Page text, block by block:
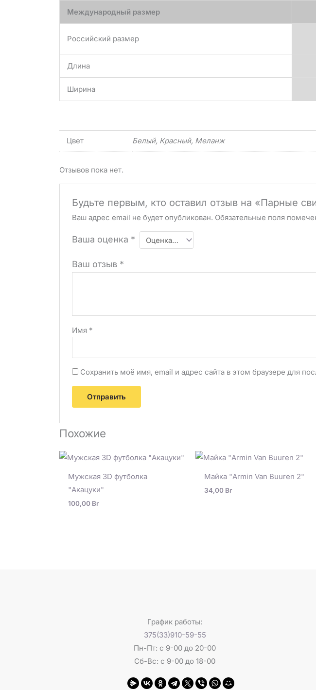
Международный размер
Российский размер
Длина
Ширина
Цвет Белый, Красный, Меланж
Отзывов пока нет.
Будьте первым, кто оставил отзыв на «Парные
Ваш адрес email не будет опубликован. Обязательные поля
Ваша оценка *
Ваш отзыв *
Имя *
Сохранить моё имя, email и адрес сайта в этом браузере для
Похожие
Мужская 3D футболка
"Акацуки"
100,00 Br
Майка "Armin Van Buuren 2"
34,00 Br
График работы:
375(33)910-59-55
Пн-Пт: с 9-00 до 20-00
Сб-Вс: с 9-00 до 18-00